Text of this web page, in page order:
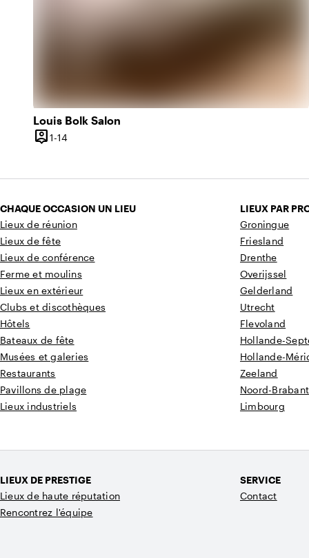
Louis Bolk Salon
person_pin
Capacité
1-14De 1 à 14 personnes
CHAQUE OCCASION UN LIEU
Lieux de réunion
Lieux de fête
Lieux de conférence
Ferme et moulins
Lieux en extérieur
Clubs et discothèques
Hôtels
Bateaux de fête
Musées et galeries
Restaurants
Pavillons de plage
Lieux industriels
LIEUX PAR
Groningue
Friesland
Drenthe
Overijssel
Gelderland
Utrecht
Flevoland
Hollande-
Hollande-
Zeeland
Noord-Brabant
Limbourg
LIEUX DE PRESTIGE
Lieux de haute réputation
Rencontrez l'équipe
SERVICE
Contact